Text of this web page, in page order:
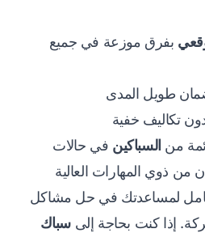
بفرق موزعة في جميع
طويل المدى
تكاليف خفية
من السباكين في حالات
ذوي المهارات العالية
لمساعدتك في حل مشاكل
إذا كنت بحاجة إلىسباك